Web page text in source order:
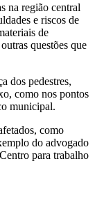
na região central
e riscos de
de
questões que
dos pedestres,
como nos pontos
municipal.
como
do advogado
para trabalho